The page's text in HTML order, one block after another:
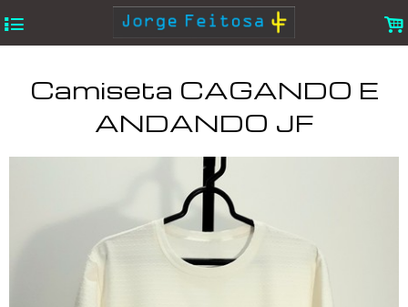
4 .
Camiseta CAGANDO E
ANDANDO JF